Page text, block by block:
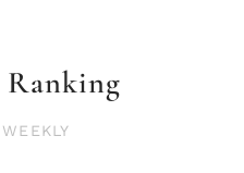
Ranking
WEEKLY